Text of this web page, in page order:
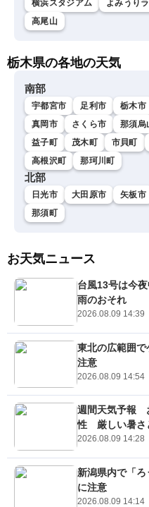
横浜スタジアム よみうり
高尾山
栃木県の各地の天気
南部
宇都宮市 足利市 栃木市
真岡市
さくら市 那須烏
益子町
茂木町 市貝町
高根沢町
那珂川町
北部
日光市 大田原市 矢板市
那須町
お天気ニュース
台風13号は今
雨のおそれ
2026.08.09 14:39
東北の広範囲
注意
2026.08.09 14:54
週間天気予報
性 厳しい暑さ
2026.08.09 14:28
新潟県内で「
に注意
2026.08.09 14:14